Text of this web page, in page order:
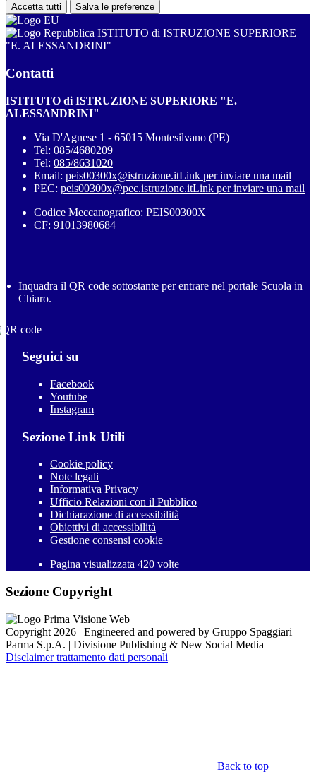
Accetta tutti Salva le preferenze
ISTITUTO di ISTRUZIONE SUPERIORE
"E. ALESSANDRINI"
Contatti
ISTITUTO di ISTRUZIONE SUPERIORE "E.
ALESSANDRINI"
Via D'Agnese 1 - 65015 Montesilvano (PE)
Tel: 085/4680209
Tel: 085/8631020
Email: peis00300x@istruzione.itLink per inviare una mail
PEC: peis00300x@pec.istruzione.itLink per inviare una mail
Codice Meccanografico: PEIS00300X
CF: 91013980684
Inquadra il QR code sottostante per entrare nel portale Scuola in
Chiaro.
Seguici su
Facebook
Youtube
Instagram
Sezione Link Utili
Cookie policy
Note legali
Informativa Privacy
Ufficio Relazioni con il Pubblico
Dichiarazione di accessibilità
Obiettivi di accessibilità
Gestione consensi cookie
Pagina visualizzata 420 volte
Sezione Copyright
Copyright 2026 | Engineered and powered by Gruppo Spaggiari
Parma S.p.A. | Divisione Publishing & New Social Media
Disclaimer trattamento dati personali
Back to top